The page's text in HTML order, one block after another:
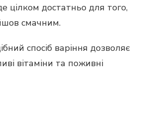
цілком достатньо для того,
смачним.
спосіб варіння дозволяє
вітаміни та поживні